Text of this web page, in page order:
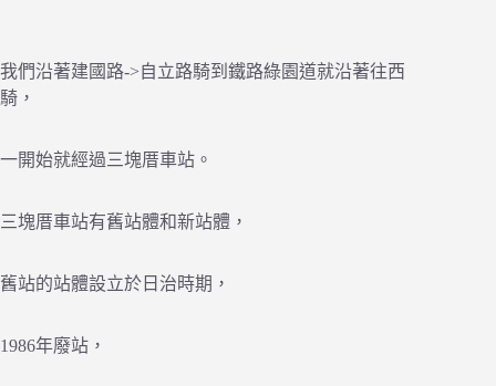
我們沿著建國路->自立路騎到鐵路綠園道就沿著往西
騎，
一開始就經過三塊厝車站。
三塊厝車站有舊站體和新站體，
舊站的站體設立於日治時期，
1986年廢站，